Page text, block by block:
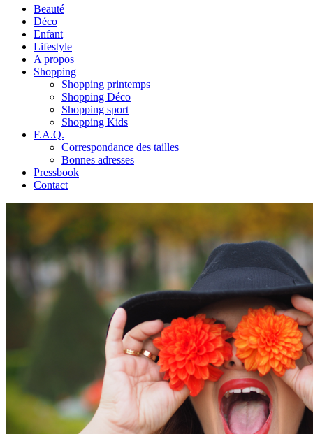
Beauté
Déco
Enfant
Lifestyle
A propos
Shopping
Shopping printemps
Shopping Déco
Shopping sport
Shopping Kids
F.A.Q.
Correspondance des tailles
Bonnes adresses
Pressbook
Contact